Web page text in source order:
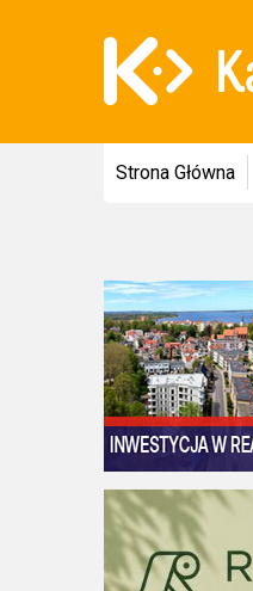
Strona Główna